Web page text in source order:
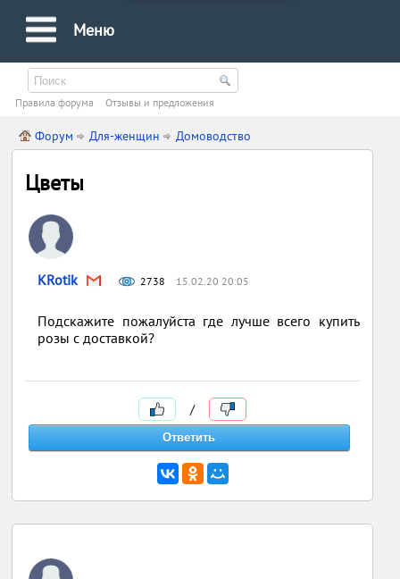
Меню
Правила форума Oтзывы и предложения
Форум Для-женщин Домоводство
Цветы
KRotik 2738 15.02.20 20:05
Подскажите пожалуйста где лучше всего купить
розы с доставкой?
/